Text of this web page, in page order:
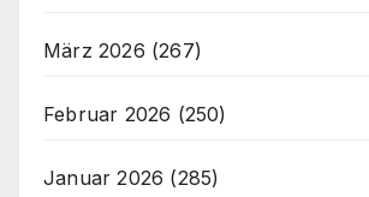
März 2026 (267)
Februar 2026 (250)
Januar 2026 (285)